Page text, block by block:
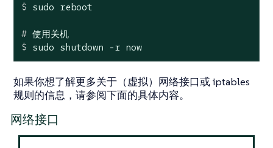
$ sudo reboot
# 使用关机
$ sudo shutdown -r now
如果你想了解更多关于（虚拟）网络接口或 iptables
规则的信息，请参阅下面的具体内容。
网络接口